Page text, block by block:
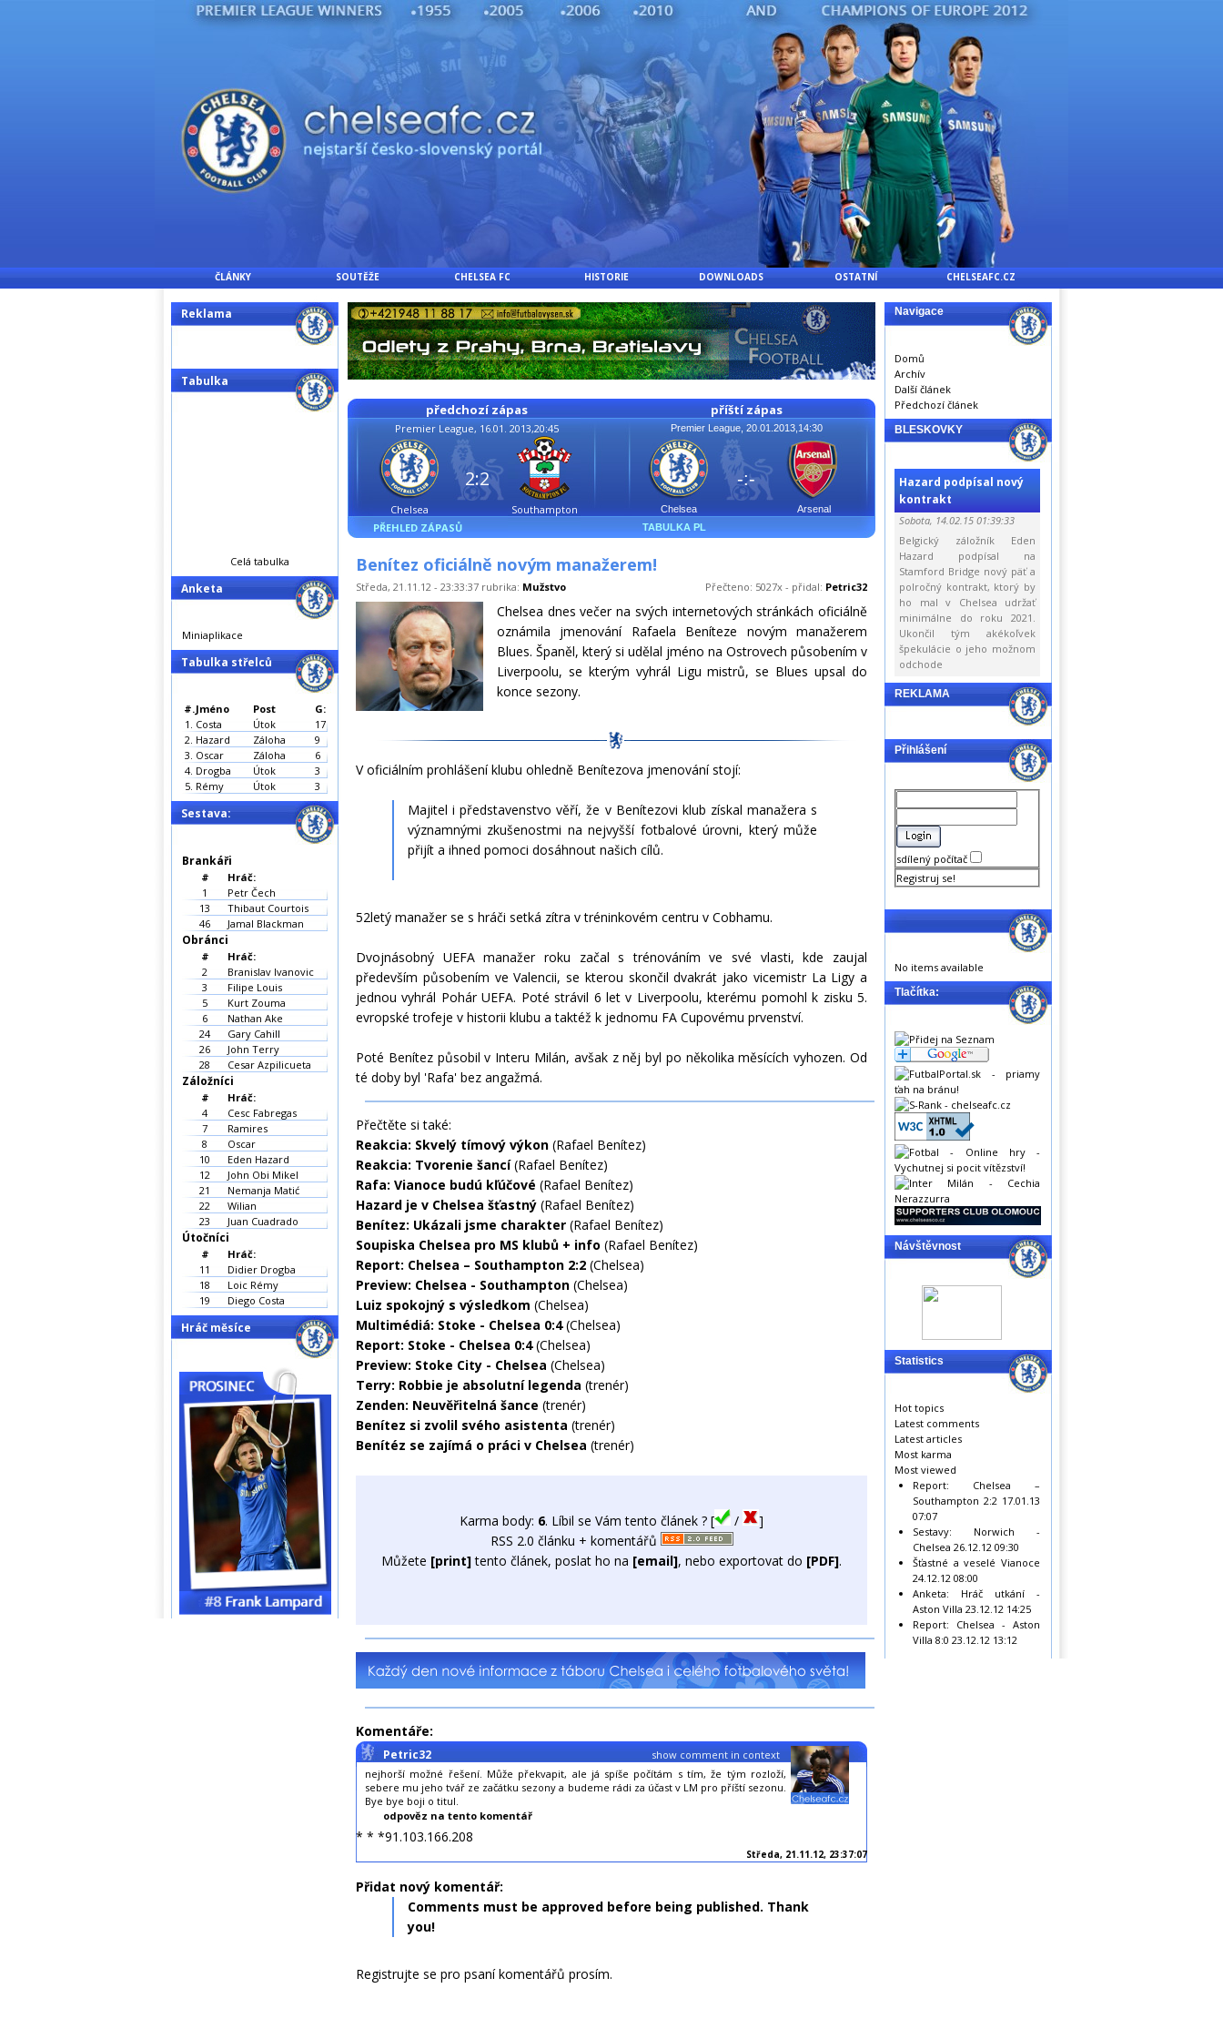
ČLÁNKY SOUTĚŽE CHELSEA FC HISTORIE DOWNLOADS OSTATNÍ CHELSEAFC.CZ
předchozí zápas
Premier League, 16.01. 2013,20:45
Chelsea Southampton
2:2
PŘEHLED ZÁPASŮ
příští zápas
Premier League, 20.01.2013,14:30
Chelsea Arsenal
-:-
TABULKA PL
Benítez oficiálně novým manažerem!
Středa, 21.11.12 - 23:33:37 rubrika: Mužstvo Přečteno: 5027x - přidal: Petric32
Chelsea dnes večer na svých internetových stránkách oficiálně
oznámila jmenování Rafaela Beníteze novým manažerem
Blues. Španěl, který si udělal jméno na Ostrovech působením v
Liverpoolu, se kterým vyhrál Ligu mistrů, se Blues upsal do
konce sezony.
V oficiálním prohlášení klubu ohledně Benítezova jmenování stojí:
Majitel i představenstvo věří, že v Benítezovi klub získal manažera s
významnými zkušenostmi na nejvyšší fotbalové úrovni, který může
přijít a ihned pomoci dosáhnout našich cílů.
52letý manažer se s hráči setká zítra v tréninkovém centru v Cobhamu.
Dvojnásobný UEFA manažer roku začal s trénováním ve své vlasti, kde zaujal
především působením ve Valencii, se kterou skončil dvakrát jako vicemistr La Ligy a
jednou vyhrál Pohár UEFA. Poté strávil 6 let v Liverpoolu, kterému pomohl k zisku 5.
evropské trofeje v historii klubu a taktéž k jednomu FA Cupovému prvenství.
Poté Benítez působil v Interu Milán, avšak z něj byl po několika měsících vyhozen. Od
té doby byl 'Rafa' bez angažmá.
Přečtěte si také:
Reakcia: Skvelý tímový výkon (Rafael Benítez)
Reakcia: Tvorenie šancí (Rafael Benítez)
Rafa: Vianoce budú kľúčové (Rafael Benítez)
Hazard je v Chelsea šťastný (Rafael Benítez)
Benítez: Ukázali jsme charakter (Rafael Benítez)
Soupiska Chelsea pro MS klubů + info (Rafael Benítez)
Report: Chelsea – Southampton 2:2 (Chelsea)
Preview: Chelsea - Southampton (Chelsea)
Luiz spokojný s výsledkom (Chelsea)
Multimédiá: Stoke - Chelsea 0:4 (Chelsea)
Report: Stoke - Chelsea 0:4 (Chelsea)
Preview: Stoke City - Chelsea (Chelsea)
Terry: Robbie je absolutní legenda (trenér)
Zenden: Neuvěřitelná šance (trenér)
Benítez si zvolil svého asistenta (trenér)
Benítéz se zajímá o práci v Chelsea (trenér)
Karma body: 6. Líbil se Vám tento článek ? [ /
]
RSS 2.0 článku + komentářů
Můžete [print]tento článek, poslat ho na [email], nebo exportovat do [PDF].
Komentáře:
show comment in context
Petric32
nejhorší možné řešení. Může překvapit, ale já spíše počítám s tím, že tým rozloží,
sebere mu jeho tvář ze začátku sezony a budeme rádi za účast v LM pro příští sezonu.
Bye bye boji o titul.
odpověz na tento komentář
* * *91.103.166.208
Středa, 21.11.12, 23:37:07
Přidat nový komentář:
Comments must be approved before being published. Thank
you!
Registrujte se pro psaní komentářů prosím.
Reklama
Tabulka
Celá tabulka
Anketa
Miniaplikace
Tabulka střelců
#.Jméno Post
G:
1. Costa Útok
17
2. Hazard Záloha
9
3. Oscar Záloha
6
4. Drogba Útok
3
5. Rémy Útok 3
Sestava:
Brankáři
#
Hráč:
1
Petr Čech
13
Thibaut Courtois
46
Jamal Blackman
Obránci
#
Hráč:
2
Branislav Ivanovic
3
Filipe Louis
5
Kurt Zouma
6
Nathan Ake
24
Gary Cahill
26
John Terry
28
Cesar Azpilicueta
Záložníci
#
Hráč:
4
Cesc Fabregas
7
Ramires
8
Oscar
10
Eden Hazard
12
John Obi Mikel
21
Nemanja Matić
22
Wilian
23
Juan Cuadrado
Útočníci
#
Hráč:
11
Didier Drogba
18
Loic Rémy
19
Diego Costa
Hráč měsíce
Navigace
Domů
Archív
Další článek
Předchozí článek
BLESKOVKY
Hazard podpísal nový
kontrakt
Sobota, 14.02.15 01:39:33
Belgický záložník Eden
Hazard podpísal na
Stamford Bridge nový päť a
polročný kontrakt, ktorý by
ho mal v Chelsea udržať
minimálne do roku 2021.
Ukončil tým akékoľvek
špekulácie o jeho možnom
odchode
REKLAMA
Přihlášení
sdílený počítač
Registruj se!
No items available
Tlačítka:
Návštěvnost
Statistics
Hot topics
Latest comments
Latest articles
Most karma
Most viewed
Report: Chelsea –
Southampton 2:2 17.01.13
07:07
Sestavy: Norwich -
Chelsea 26.12.12 09:30
Šťastné a veselé Vianoce
24.12.12 08:00
Anketa: Hráč utkání -
Aston Villa 23.12.12 14:25
Report: Chelsea - Aston
Villa 8:0 23.12.12 13:12